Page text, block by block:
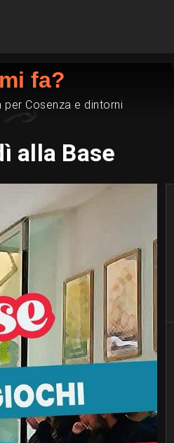
fa?
per Cosenza e dintorni
alla Base